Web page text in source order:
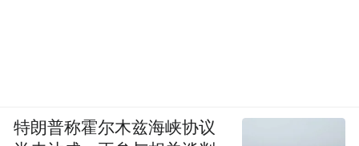
特朗普称霍尔木兹海峡协议